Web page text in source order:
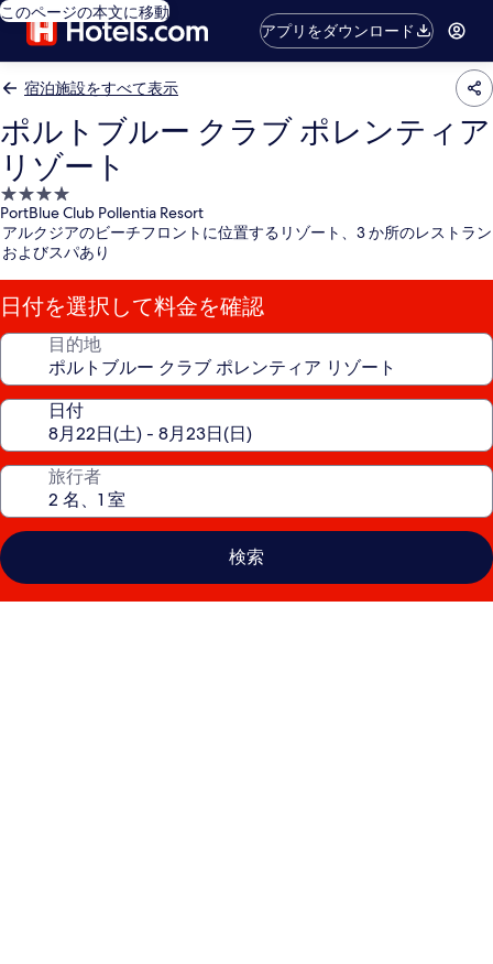
このページの本文に移動
アプリをダウンロード
宿泊施設をすべて表示
ポルトブルー クラブ ポレンティア
リゾート
4.0
つ
星
宿
泊
施
設
PortBlue Club Pollentia Resort
アルクジアのビーチフロントに位置するリゾート、3 か所のレストラン
およびスパあり
日付を選択して料金を確認
目的地
日付
旅行者
検索